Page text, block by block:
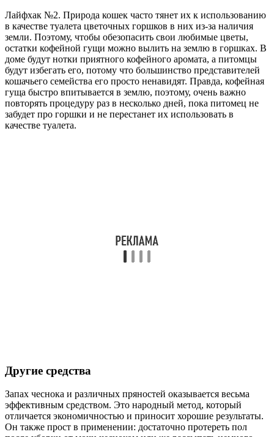
Лайфхак №2. Природа кошек часто тянет их к использованию
в качестве туалета цветочных горшков в них из-за наличия
земли. Поэтому, чтобы обезопасить свои любимые цветы,
остатки кофейной гущи можно вылить на землю в горшках. В
доме будут нотки приятного кофейного аромата, а питомцы
будут избегать его, потому что большинство представителей
кошачьего семейства его просто ненавидят. Правда, кофейная
гуща быстро впитывается в землю, поэтому, очень важно
повторять процедуру раз в несколько дней, пока питомец не
забудет про горшки и не перестанет их использовать в
качестве туалета.
Другие средства
Запах чеснока и различных пряностей оказывается весьма
эффективным средством. Это народный метод, который
отличается экономичностью и приносит хорошие результаты.
Он также прост в применении: достаточно протереть пол